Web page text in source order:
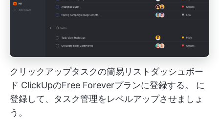
クリックアップタスクの簡易リストダッシュボー
ド ClickUpのFree Foreverプランに登録する。
に
登録して、タスク管理をレベルアップさせましょ
う。